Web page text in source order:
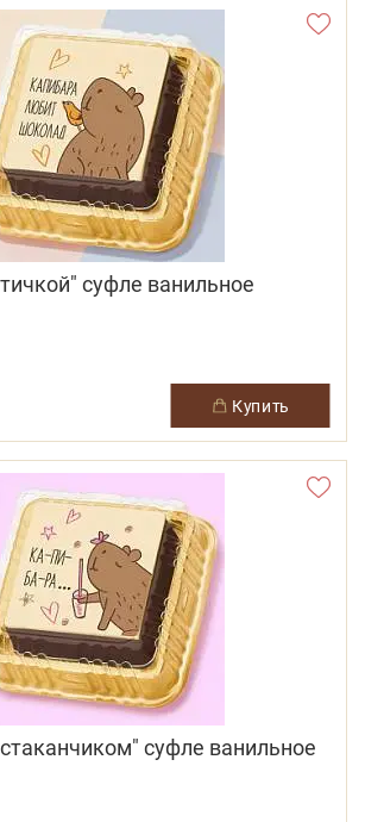
суфле ванильное
купить
суфле ванильное